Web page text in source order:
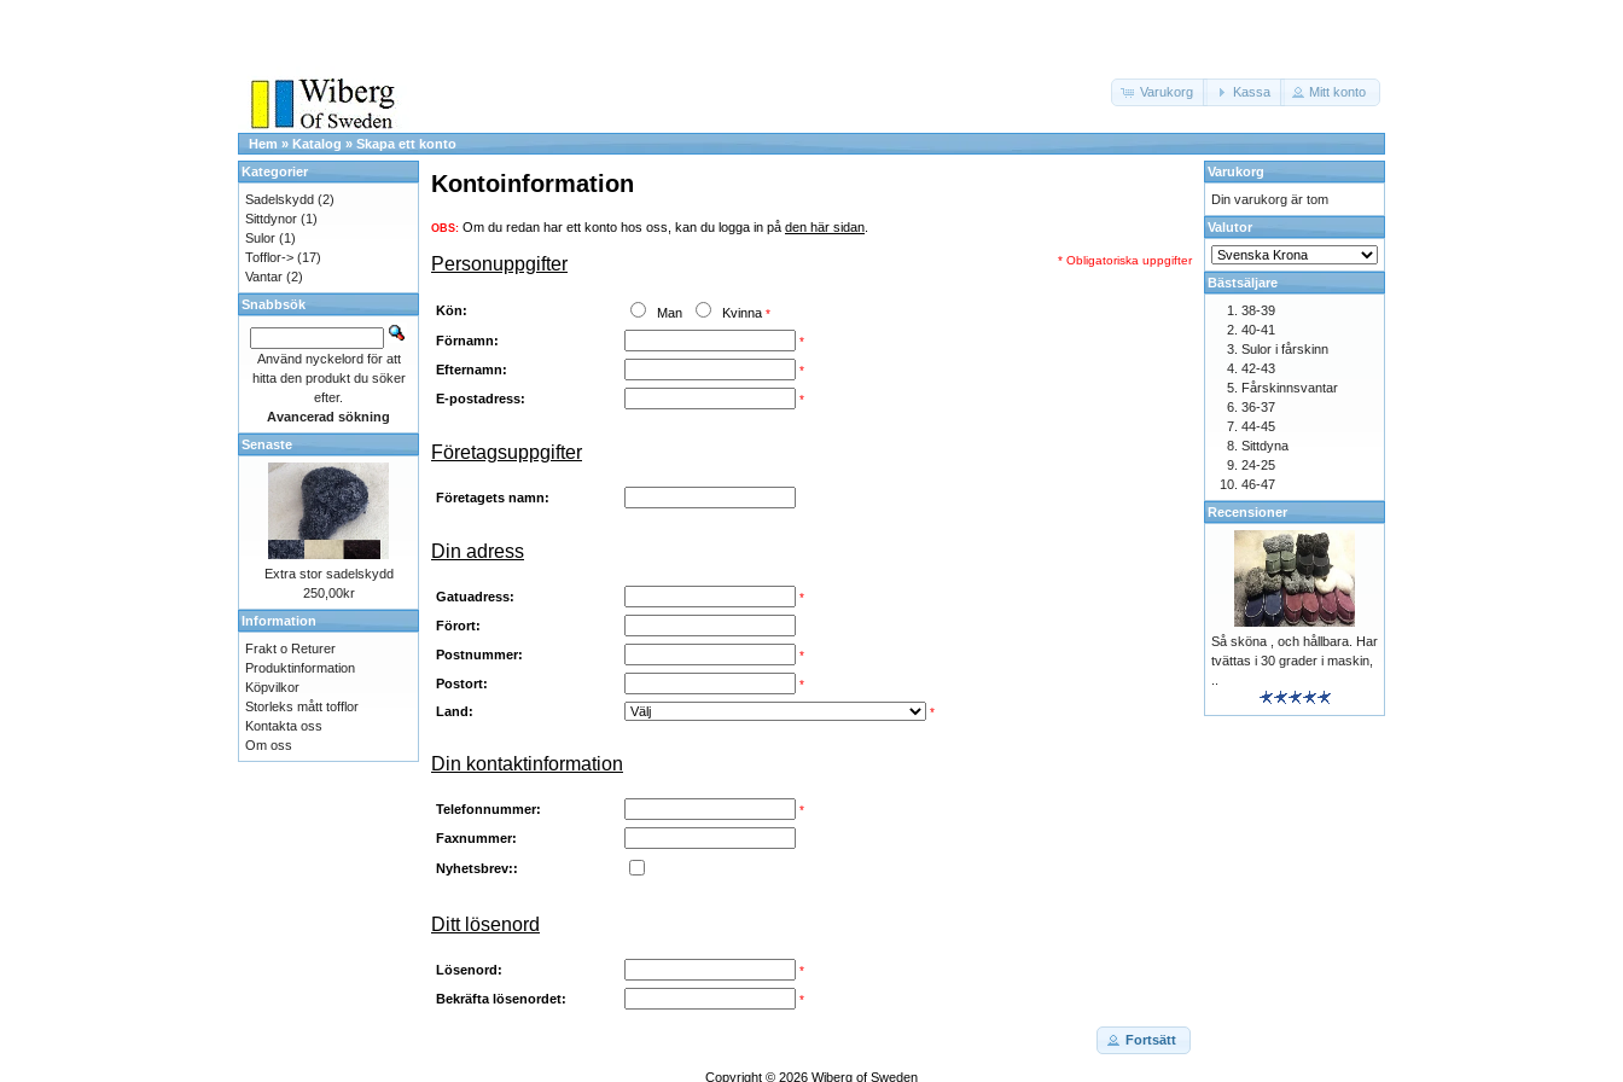
Varukorg Kassa Mitt konto
Hem » Katalog » Skapa ett konto
Kontoinformation
OBS: Om du redan har ett konto hos oss, kan du logga in på den här sidan
* Obligatoriska uppgifter
Personuppgifter
Kön: Man Kvinna *
Förnamn: *
Efternamn: *
E-postadress: *
Företagsuppgifter
Företagets namn:
Din adress
Gatuadress: *
Förort:
Postnummer:
*
Postort: *
Land: *
Din kontaktinformation
Telefonnummer: *
Faxnummer:
Nyhetsbrev::
Ditt lösenord
Lösenord: *
Bekräfta lösenordet: *
Fortsätt
Kategorier
Sadelskydd (2)
Sittdynor (1)
Sulor (1)
Tofflor-> (17)
Vantar (2)
Snabbsök
Använd nyckelord för att
hitta den produkt du söker
efter.
Avancerad sökning
Senaste
Extra stor sadelskydd
250,00kr
Information
Frakt o Returer
Produktinformation
Köpvilkor
Storleks mått tofflor
Kontakta oss
Om oss
Varukorg
Din varukorg är tom
Valutor
Bästsäljare
38-39
40-41
Sulor i fårskinn
42-43
Fårskinnsvantar
36-37
44-45
Sittdyna
24-25
46-47
Recensioner
Så sköna , och hållbara. Har
tvättas i 30 grader i maskin,
Copyright © 2026 Wiberg of Sweden